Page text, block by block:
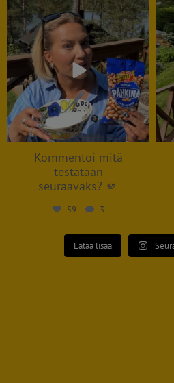
taffelsuomi
Jul 15
Kommentoi mitä
testataan
seuraavaks? 🫵
59 3
Lataa lisää